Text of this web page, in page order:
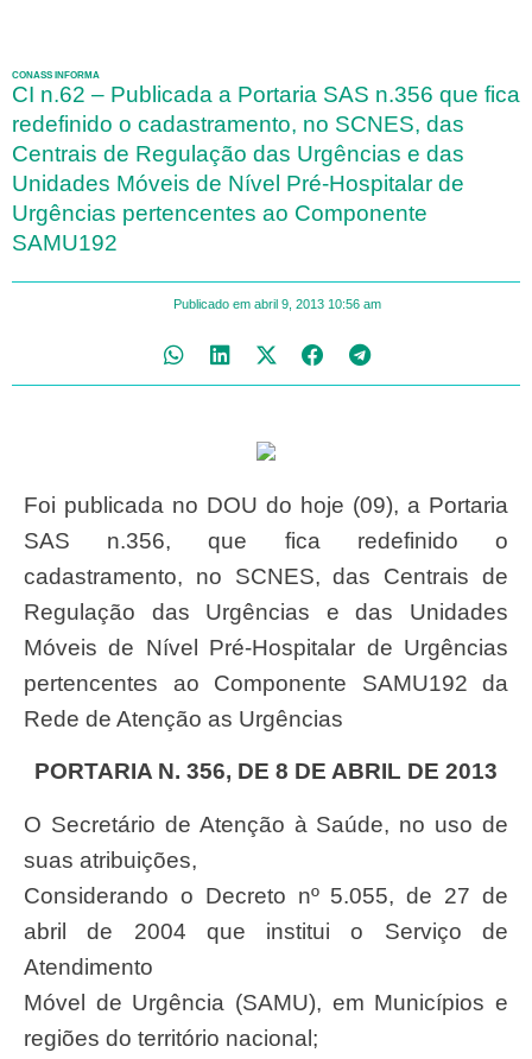
CONASS INFORMA
CI n.62 – Publicada a Portaria SAS n.356 que fica
redefinido o cadastramento, no SCNES, das
Centrais de Regulação das Urgências e das
Unidades Móveis de Nível Pré-Hospitalar de
Urgências pertencentes ao Componente
SAMU192
Publicado em abril 9, 2013 10:56 am
Foi publicada no DOU do hoje (09), a Portaria
SAS n.356, que fica redefinido o
cadastramento, no SCNES, das Centrais de
Regulação das Urgências e das Unidades
Móveis de Nível Pré-Hospitalar de Urgências
pertencentes ao Componente SAMU192 da
Rede de Atenção as Urgências
PORTARIA N. 356, DE 8 DE ABRIL DE 2013
O Secretário de Atenção à Saúde, no uso de
suas atribuições,
Considerando o Decreto nº 5.055, de 27 de
abril de 2004 que institui o Serviço de
Atendimento
Móvel de Urgência (SAMU), em Municípios e
regiões do território nacional;